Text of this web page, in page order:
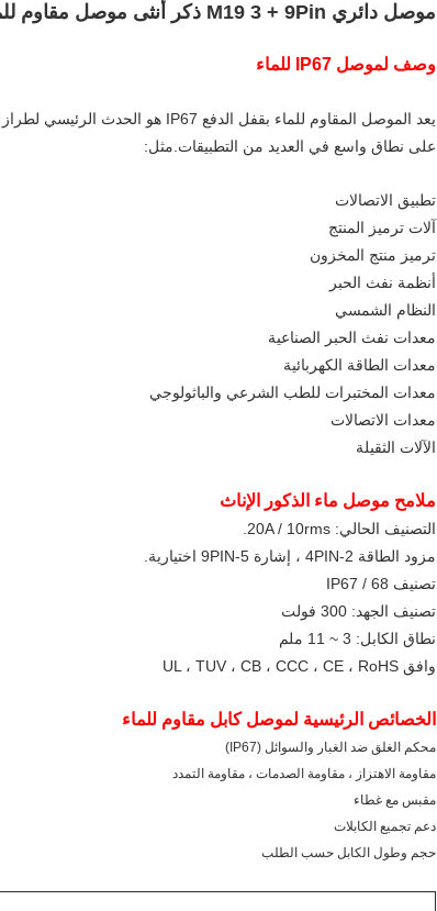
موصل دائري M19 3 + 9Pin ذكر أنثى موصل مقاوم للماء مع 20A
وصف لموصل IP67 للماء
على نطاق واسع في العديد من التطبيقات.مثل:
تطبيق الاتصالات
آلات ترميز المنتج
ترميز منتج المخزون
أنظمة نفث الحبر
النظام الشمسي
معدات نفث الحبر الصناعية
معدات الطاقة الكهربائية
معدات المختبرات للطب الشرعي والباثولوجي
معدات الاتصالات
الآلات الثقيلة
ملامح موصل ماء الذكور الإناث
التصنيف الحالي: 20A / 10rms.
مزود الطاقة 2-4PIN ، إشارة 5-9PIN اختيارية.
تصنيف IP67 / 68
تصنيف الجهد: 300 فولت
نطاق الكابل: 3 ~ 11 ملم
وافق UL ، TUV ، CB ، CCC ، CE ، RoHS
الخصائص الرئيسية لموصل كابل مقاوم للماء
محكم الغلق ضد الغبار والسوائل (IP67)
مقاومة الاهتزاز ، مقاومة الصدمات ، مقاومة التمدد
مقبس مع غطاء
دعم تجميع الكابلات
حجم وطول الكابل حسب الطلب